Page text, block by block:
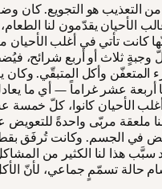
التعذيب هو التجويع. كان
الأحيان يقدّمون لنا
كانت تأتي في أغلب الأحيان
ثلاث أو أربع شرائح،
المتعفّن وأكل المتبقّي. وكان
أربعة عشر غراماً — أي ما
الأحيان كانوا، كلّ
لنا ملعقة مربّى واحدةً
في الجسم. وكانت تُرفَق
سبَّب هذا لنا الكثير من